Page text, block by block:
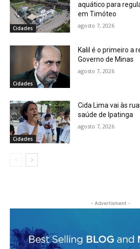
Cidades
aquático para
em Timóteo
agosto 7, 2026
Cidades
Kalil é o primeiro a
Governo de Minas
agosto 7, 2026
Cidades
Cida Lima vai às
saúde de Ipatinga
agosto 7, 2026
- Advertisment -